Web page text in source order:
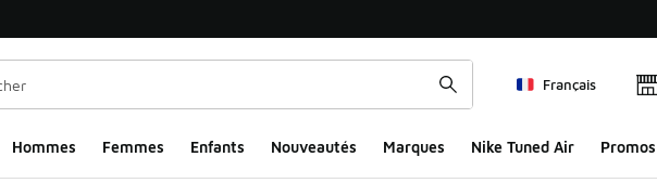
Français
Hommes​ Femmes Enfants Nouveautés Marques Nike Tuned Air Promos